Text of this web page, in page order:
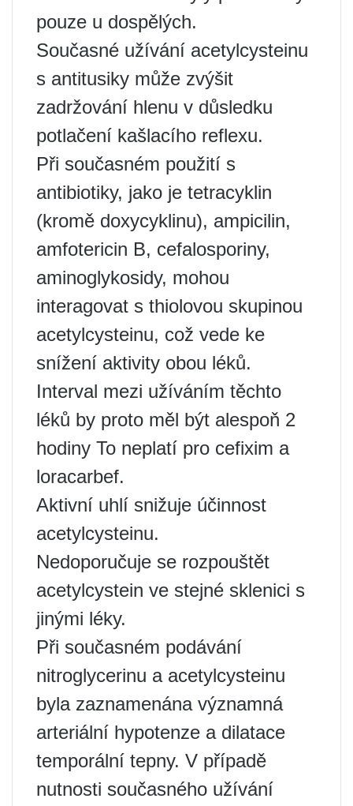
pouze u dospělých.
Současné užívání acetylcysteinu
s antitusiky může zvýšit
zadržování hlenu v důsledku
potlačení kašlacího reflexu.
Při současném použití s ​​
antibiotiky, jako je tetracyklin
(kromě doxycyklinu), ampicilin,
amfotericin B, cefalosporiny,
aminoglykosidy, mohou
interagovat s thiolovou skupinou
acetylcysteinu, což vede ke
snížení aktivity obou léků.
Interval mezi užíváním těchto
léků by proto měl být alespoň 2
hodiny To neplatí pro cefixim a
loracarbef.
Aktivní uhlí snižuje účinnost
acetylcysteinu.
Nedoporučuje se rozpouštět
acetylcystein ve stejné sklenici s
jinými léky.
Při současném podávání
nitroglycerinu a acetylcysteinu
byla zaznamenána významná
arteriální hypotenze a dilatace
temporální tepny. V případě
nutnosti současného užívání